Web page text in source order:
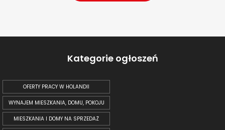
Kategorie ogłoszeń
OFERTY PRACY W HOLANDII
WYNAJEM MIESZKANIA, DOMU, POKOJU
MIESZKANIA I DOMY NA SPRZEDAŻ